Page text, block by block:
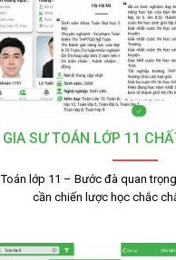
GIA SƯ TOÁN LỚP 11
Toán lớp 11 – Bước đà quan
cần chiến lược học chắc